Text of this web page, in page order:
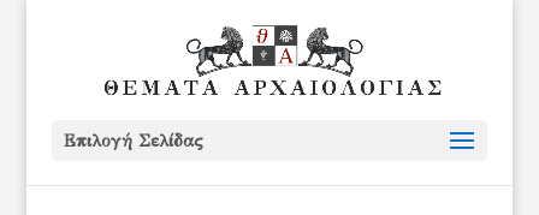
Επιλογή Σελίδας